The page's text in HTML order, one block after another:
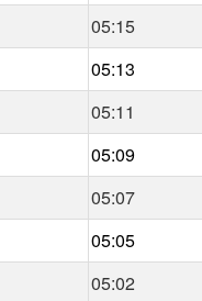
05:15
05:13
05:11
05:09
05:07
05:05
05:02